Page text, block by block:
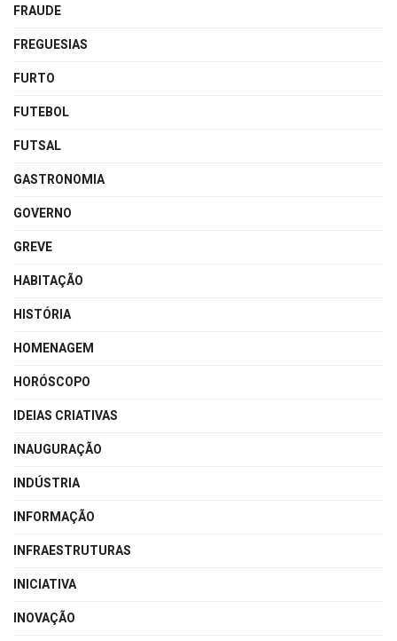
FRAUDE
FREGUESIAS
FURTO
FUTEBOL
FUTSAL
GASTRONOMIA
GOVERNO
GREVE
HABITAÇÃO
HISTÓRIA
HOMENAGEM
HORÓSCOPO
IDEIAS CRIATIVAS
INAUGURAÇÃO
INDÚSTRIA
INFORMAÇÃO
INFRAESTRUTURAS
INICIATIVA
INOVAÇÃO